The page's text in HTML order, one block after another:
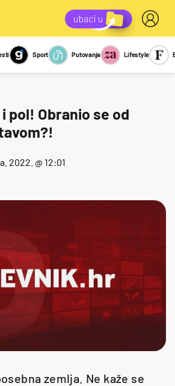
Miks Kviz
Report
Sport Putovanja Lifestyle
pol! Obranio se od
2022. @ 12:01
zemlja. Ne kaže se